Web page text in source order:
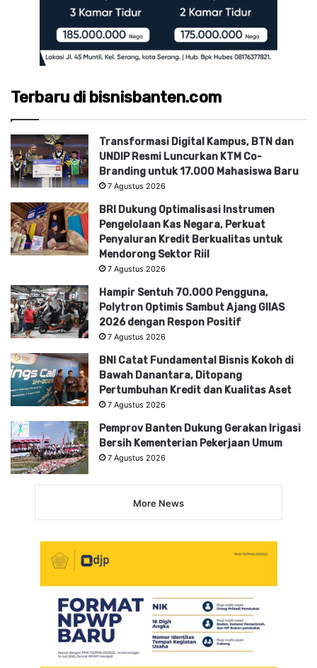
Terbaru di bisnisbanten.com
Transformasi Digital Kampus, BTN dan
UNDIP Resmi Luncurkan KTM Co-
Branding untuk 17.000 Mahasiswa Baru
7 Agustus 2026
BRI Dukung Optimalisasi Instrumen
Pengelolaan Kas Negara, Perkuat
Penyaluran Kredit Berkualitas untuk
Mendorong Sektor Riil
7 Agustus 2026
Hampir Sentuh 70.000 Pengguna,
Polytron Optimis Sambut Ajang GIIAS
2026 dengan Respon Positif
7 Agustus 2026
BNI Catat Fundamental Bisnis Kokoh di
Bawah Danantara, Ditopang
Pertumbuhan Kredit dan Kualitas Aset
7 Agustus 2026
Pemprov Banten Dukung Gerakan Irigasi
Bersih Kementerian Pekerjaan Umum
7 Agustus 2026
More News